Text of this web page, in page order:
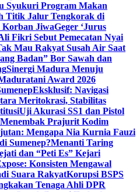
Syukuri Program Makan
Titik Jalur Tengkorak di
Korban JiwaGeger ‘Jurus
Fikri Sebut Pemecatan Nyai
Mau Rakyat Susah Air Saat
Badan” Bor Sawah dan
Sinergi Madura Menuju
Award 2026
Eksklusif: Navigasi
Meritokrasi, Stabilitas
Uji Akurasi SS1 dan Pistol
Prajurit Kodim
Mengapa Nia Kurnia Fauzi
Sumenep?Menanti Taring
dan “Peti Es” Kejari
Konsisten Mengawal
Suara RakyatKorupsi BSPS
Tenaga Ahli DPR